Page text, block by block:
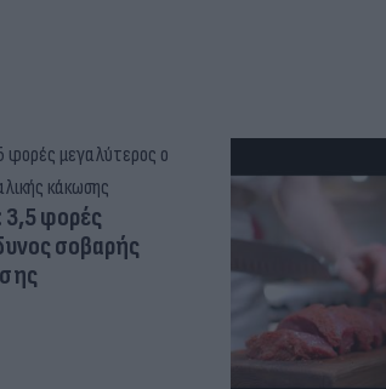
3,5 φορές
σοβαρής